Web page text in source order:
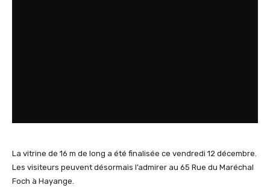
La vitrine de 16 m de long a été finalisée ce vendredi 12 décembre.
Les visiteurs peuvent désormais l’admirer au 65 Rue du Maréchal
Foch à Hayange.